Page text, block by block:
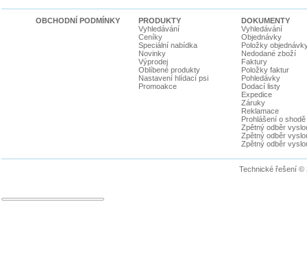
OBCHODNÍ PODMÍNKY
PRODUKTY
Vyhledávání
Ceníky
Speciální nabídka
Novinky
Výprodej
Oblíbené produkty
Nastavení hlídací psi
Promoakce
DOKUMENTY
Vyhledávání
Objednávky
Položky
Nedodané zboží
Faktury
Položky faktur
Pohledávky
Dodací listy
Expedice
Záruky
Reklamace
Prohlášení o shodě
Zpětný odběr
Zpětný odběr
Zpětný odběr
Technické řešení ©